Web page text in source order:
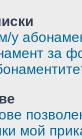
у
за
мой